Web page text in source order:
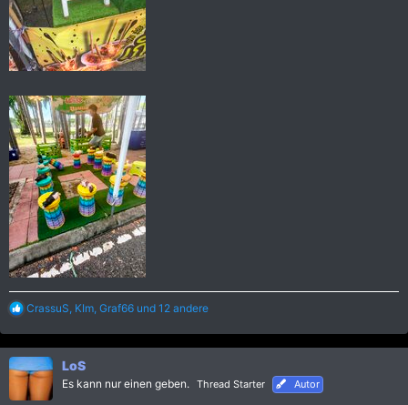
R
a
k
t
i
o
CrassuS KIm Graf66 und 12 andere
LoS
Es kann nur einen geben. Thread Starter Autor